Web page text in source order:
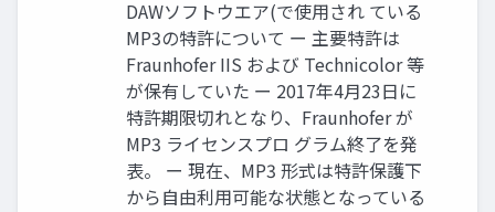
DAWソフトウエア(で使用され ている
MP3の特許について ー 主要特許は
Fraunhofer IIS および Technicolor 等
が保有していた ー 2017年4月23日に
特許期限切れとなり、Fraunhofer が
MP3 ライセンスプロ グラム終了を発
表。 ー 現在、MP3 形式は特許保護下
から自由利用可能な状態となっている